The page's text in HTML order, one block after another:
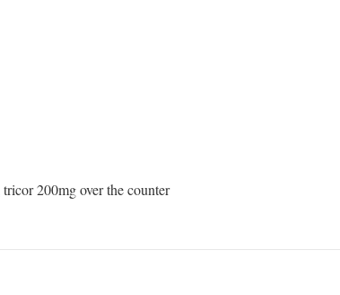
tricor 200mg over the counter